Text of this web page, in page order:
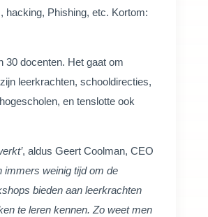
hacking, Phishing, etc. Kortom:
30 docenten. Het gaat om
leerkrachten, schooldirecties,
en tenslotte ook
, aldus Geert Coolman, CEO
immers weinig tijd om de
bieden aan leerkrachten
te leren kennen. Zo weet men